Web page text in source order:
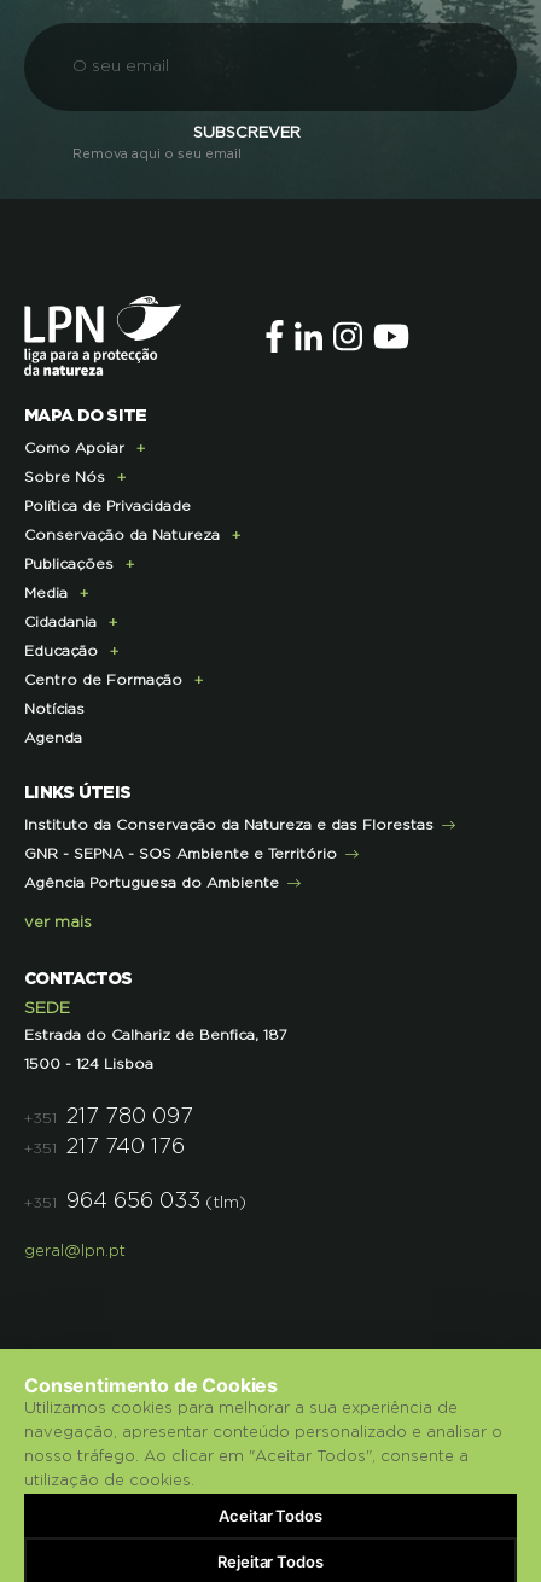
SUBSCREVER
Remova aqui o seu email
MAPA DO SITE
Como Apoiar
Doe Hoje
Consignação do IRS
Torne-se Associado
Pagamento Quotas
Parcerias Exclusivas aos Associados
Parcerias de Apoio à LPN
Sobre Nós
Apresentação
História
Institucional
Membros da Direção Nacional
Corpo Técnico
Infraestruturas
Contactos e Localização
Representações
Política de Privacidade
Conservação da Natureza
Programa Lince
Programa Castro Verde Sustentável
Programa Florestas
Projetos cofinanciados pela UE
Outros Projetos
Histórico de Projetos
Publicações
E-News
Centro de Documentação
Media
Comunicado de imprensa
Clipping
Press Kit
Cidadania
Campanhas
ECOs-Locais
Dicas úteis
Iniciativas
Pareceres
Parcerias
Projetos
Semana do Jornalismo de Ambiente 2023
Educação
Área dos Professores
Recursos Pedagógicos
Literacia para a Floresta
Projetos
Centro de Formação
Formação Certificada
Formação Contínua para Professores
Outras Formações
Notícias
Agenda
LINKS ÚTEIS
Instituto da Conservação da Natureza e das Florestas
GNR - SEPNA - SOS Ambiente e Território
Agência Portuguesa do Ambiente
ver mais
CONTACTOS
SEDE
Estrada do Calhariz de Benfica, 187
1500 - 124 Lisboa
+351 217 780 097
+351 217 740 176
+351 964 656 033 (tlm)
geral@lpn.pt
© 2018 Liga para a Protecção da Natureza.
Política de Privacidade
Powered by bluesoft.pt
Consentimento de Cookies
Utilizamos cookies para melhorar a sua experiência de
navegação, apresentar conteúdo personalizado e analisar o
nosso tráfego. Ao clicar em "Aceitar Todos", consente a
utilização de cookies.
Rejeitar Todos
Aceitar Todos